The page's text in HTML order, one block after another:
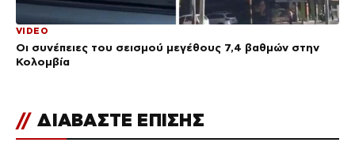
VIDEO
Οι συνέπειες του σεισμού μεγέθους 7,4 βαθμών στην
Κολομβία
// ΔΙΑΒΑΣΤΕ ΕΠΙΣΗΣ